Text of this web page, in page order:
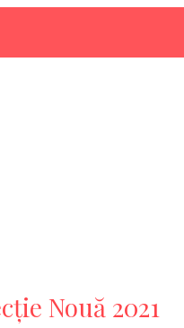
Nouă 2021